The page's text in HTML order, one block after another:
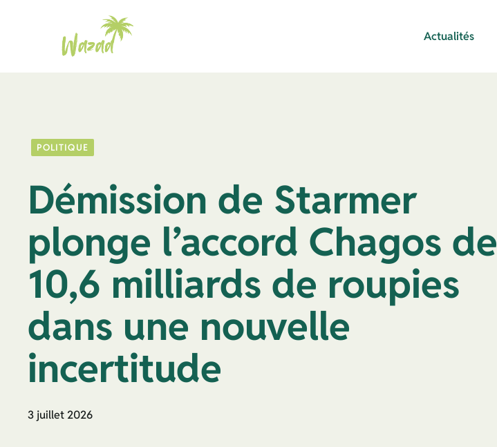
Actualités
POLITIQUE
Démission de Starmer
plonge l’accord Chagos de
10,6 milliards de roupies
dans une nouvelle
incertitude
3 juillet 2026